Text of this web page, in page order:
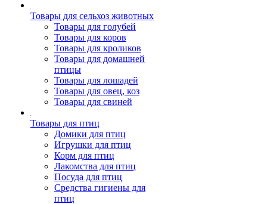
Товары для сельхоз животных
Товары для голубей
Товары для коров
Товары для кроликов
Товары для домашней
птицы
Товары для лошадей
Товары для овец, коз
Товары для свиней
Товары для птиц
Домики для птиц
Игрушки для птиц
Корм для птиц
Лакомства для птиц
Посуда для птиц
Средства гигиены для
птиц